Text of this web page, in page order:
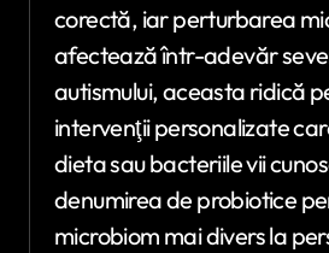
corectă, iar perturbarea
afectează într-adevăr
autismului, aceasta ridică
intervenţii personalizate
dieta sau bacteriile vii
denumirea de probiotice
microbiom mai divers la